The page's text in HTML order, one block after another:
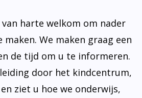
harte welkom om nader
We maken graag een
de tijd om u te informeren.
door het kindcentrum,
ziet u hoe we onderwijs,